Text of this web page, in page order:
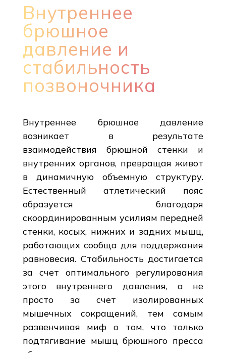
Внутреннее
брюшное
давление и
стабильность
позвоночника
Внутреннее брюшное давление
возникает в результате
взаимодействия брюшной стенки и
внутренних органов, превращая живот
в динамичную объемную структуру.
Естественный атлетический пояс
образуется благодаря
скоординированным усилиям передней
стенки, косых, нижних и задних мышц,
работающих сообща для поддержания
равновесия. Стабильность достигается
за счет оптимального регулирования
этого внутреннего давления, а не
просто за счет изолированных
мышечных сокращений, тем самым
развенчивая миф о том, что только
подтягивание мышц брюшного пресса